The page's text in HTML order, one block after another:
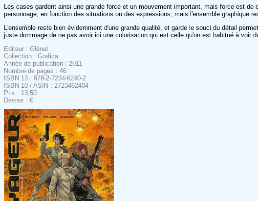
Les cases gardent ainsi une grande force et un mouvement important, mais force est
personnage, en fonction des situations ou des expressions, mais l'ensemble graphique
L'ensemble reste bien évidemment d'une grande qualité, et garde le souci du détail
juste dommage de ne pas avoir ici une colorisation qui est celle qu'on est habitué à voir
Editeur : Glénat
Collection : Grafica
Année de publication : 2011
Nombre de pages : 46
ISBN 13 : 978-2-7234-6240-2
ISBN 10 / ASIN : 2723462404
Prix : 13,50
Devise : €